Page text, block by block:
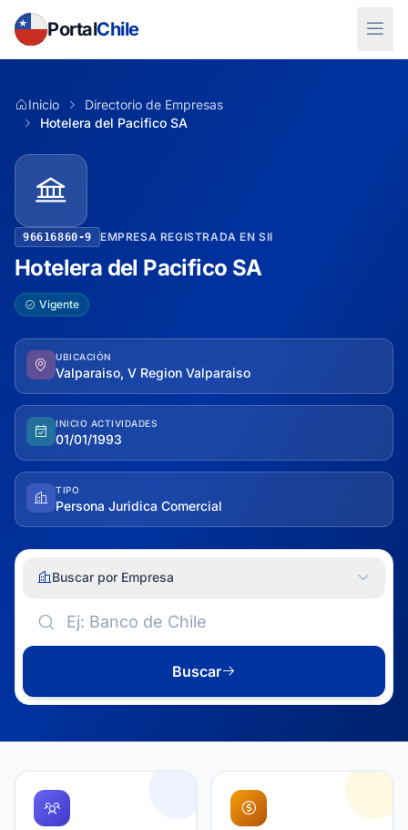
PortalChile
Inicio
Directorio de Empresas
Hotelera del Pacifico SA
96616860-9 EMPRESA REGISTRADA EN SII
Hotelera del Pacifico SA
Vigente
UBICACIÓN
Valparaiso, V Region Valparaiso
INICIO ACTIVIDADES
01/01/1993
TIPO
Persona Juridica Comercial
Buscar por Empresa
Buscar